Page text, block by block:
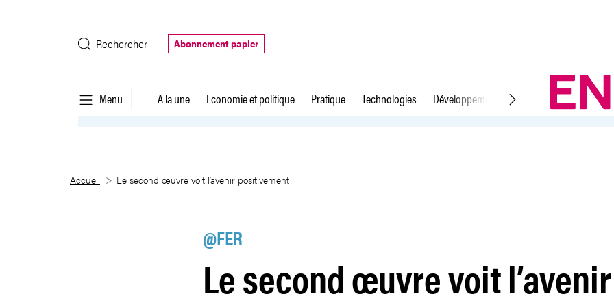
Rechercher
Abonnement papier
Menu A la une Economie et politique Pratique Technologies Développement durable Droit du travail
Le second œuvre voit l’avenir positivement
Accueil Le second œuvre voit l’avenir positivement
@FER
Le second œuvre voit l’avenir